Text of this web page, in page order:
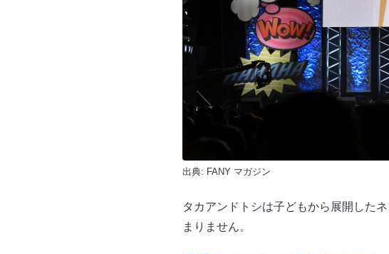
出典: FANY マガジン
タカアンドトシは子どもから展開した
まりません。